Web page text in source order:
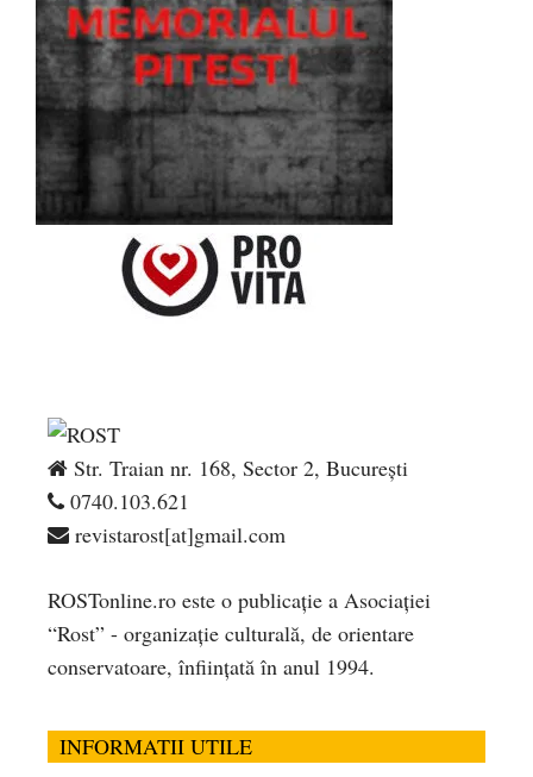
Str. Traian nr. 168, Sector 2, București
0740.103.621
revistarost[at]gmail.com
ROSTonline.ro este o publicaţie a Asociaţiei
“Rost” - organizaţie culturală, de orientare
conservatoare, înfiinţată în anul 1994.
INFORMATII UTILE